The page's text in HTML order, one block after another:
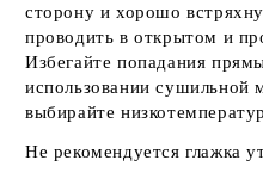
сторону и хорошо
проводить в открытом и
Избегайте попадания
использовании сушильной
выбирайте
Не рекомендуется глажка